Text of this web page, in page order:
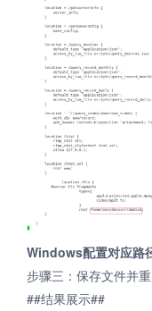
Windows配置对应路
步骤三：保存文件并
##结果展示##